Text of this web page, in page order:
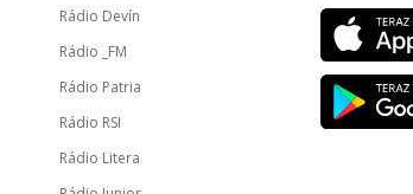
Rádio Devín
Rádio _FM
Rádio Patria
Rádio RSI
Rádio Litera